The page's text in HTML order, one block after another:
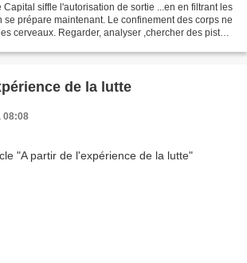
Capital siffle l'autorisation de sortie ...en en filtrant les
se prépare maintenant. Le confinement des corps ne
cerveaux. Regarder, analyser ,chercher des pistes
de la lutte
08:08